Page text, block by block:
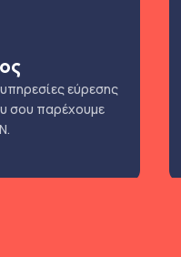
εύρεσης
σου παρέχουμε